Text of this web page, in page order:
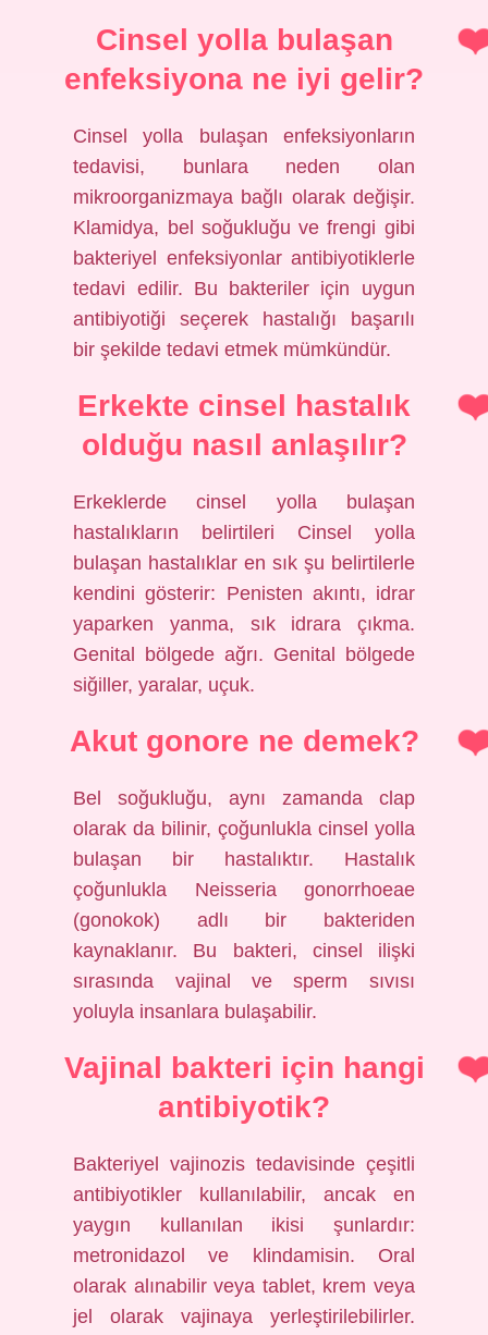
Cinsel yolla bulaşan
enfeksiyona ne iyi gelir?
Cinsel yolla bulaşan enfeksiyonların
tedavisi, bunlara neden olan
mikroorganizmaya bağlı olarak değişir.
Klamidya, bel soğukluğu ve frengi gibi
bakteriyel enfeksiyonlar antibiyotiklerle
tedavi edilir. Bu bakteriler için uygun
antibiyotiği seçerek hastalığı başarılı
bir şekilde tedavi etmek mümkündür.
Erkekte cinsel hastalık
olduğu nasıl anlaşılır?
Erkeklerde cinsel yolla bulaşan
hastalıkların belirtileri Cinsel yolla
bulaşan hastalıklar en sık şu belirtilerle
kendini gösterir: Penisten akıntı, idrar
yaparken yanma, sık idrara çıkma.
Genital bölgede ağrı. Genital bölgede
siğiller, yaralar, uçuk.
Akut gonore ne demek?
Bel soğukluğu, aynı zamanda clap
olarak da bilinir, çoğunlukla cinsel yolla
bulaşan bir hastalıktır. Hastalık
çoğunlukla Neisseria gonorrhoeae
(gonokok) adlı bir bakteriden
kaynaklanır. Bu bakteri, cinsel ilişki
sırasında vajinal ve sperm sıvısı
yoluyla insanlara bulaşabilir.
Vajinal bakteri için hangi
antibiyotik?
Bakteriyel vajinozis tedavisinde çeşitli
antibiyotikler kullanılabilir, ancak en
yaygın kullanılan ikisi şunlardır:
metronidazol ve klindamisin. Oral
olarak alınabilir veya tablet, krem ​​veya
jel olarak vajinaya yerleştirilebilirler.